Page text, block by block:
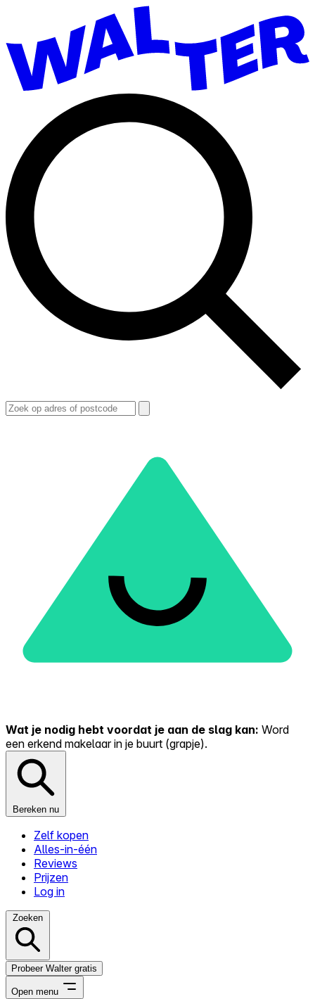
Wat je nodig hebt voordat je aan de slag kan: Word
een erkend makelaar in je buurt (grapje).
Bereken nu
Zelf kopen
Alles-in-één
Reviews
Prijzen
Log in
Zoeken
Probeer Walter gratis
Open menu